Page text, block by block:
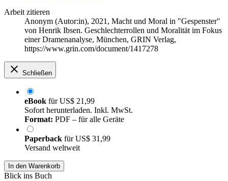
Arbeit zitieren
Anonym (Autor:in), 2021, Macht und Moral in "Gespenster"
von Henrik Ibsen. Geschlechterrollen und Moralität im Fokus
einer Dramenanalyse, München, GRIN Verlag,
https://www.grin.com/document/1417278
Schließen
eBook fürUS$ 21,99
Sofort herunterladen. Inkl. MwSt.
Format: PDF – für alle Geräte
Paperback fürUS$ 31,99
Versand weltweit
In den Warenkorb
Blick ins Buch